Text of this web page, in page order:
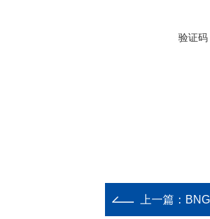
验证码
上一篇：